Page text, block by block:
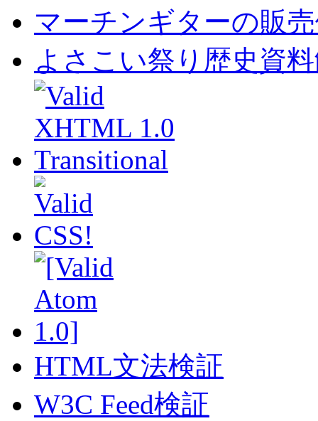
マーチンギターの販
よさこい祭り歴史資
HTML文法検証
W3C Feed検証